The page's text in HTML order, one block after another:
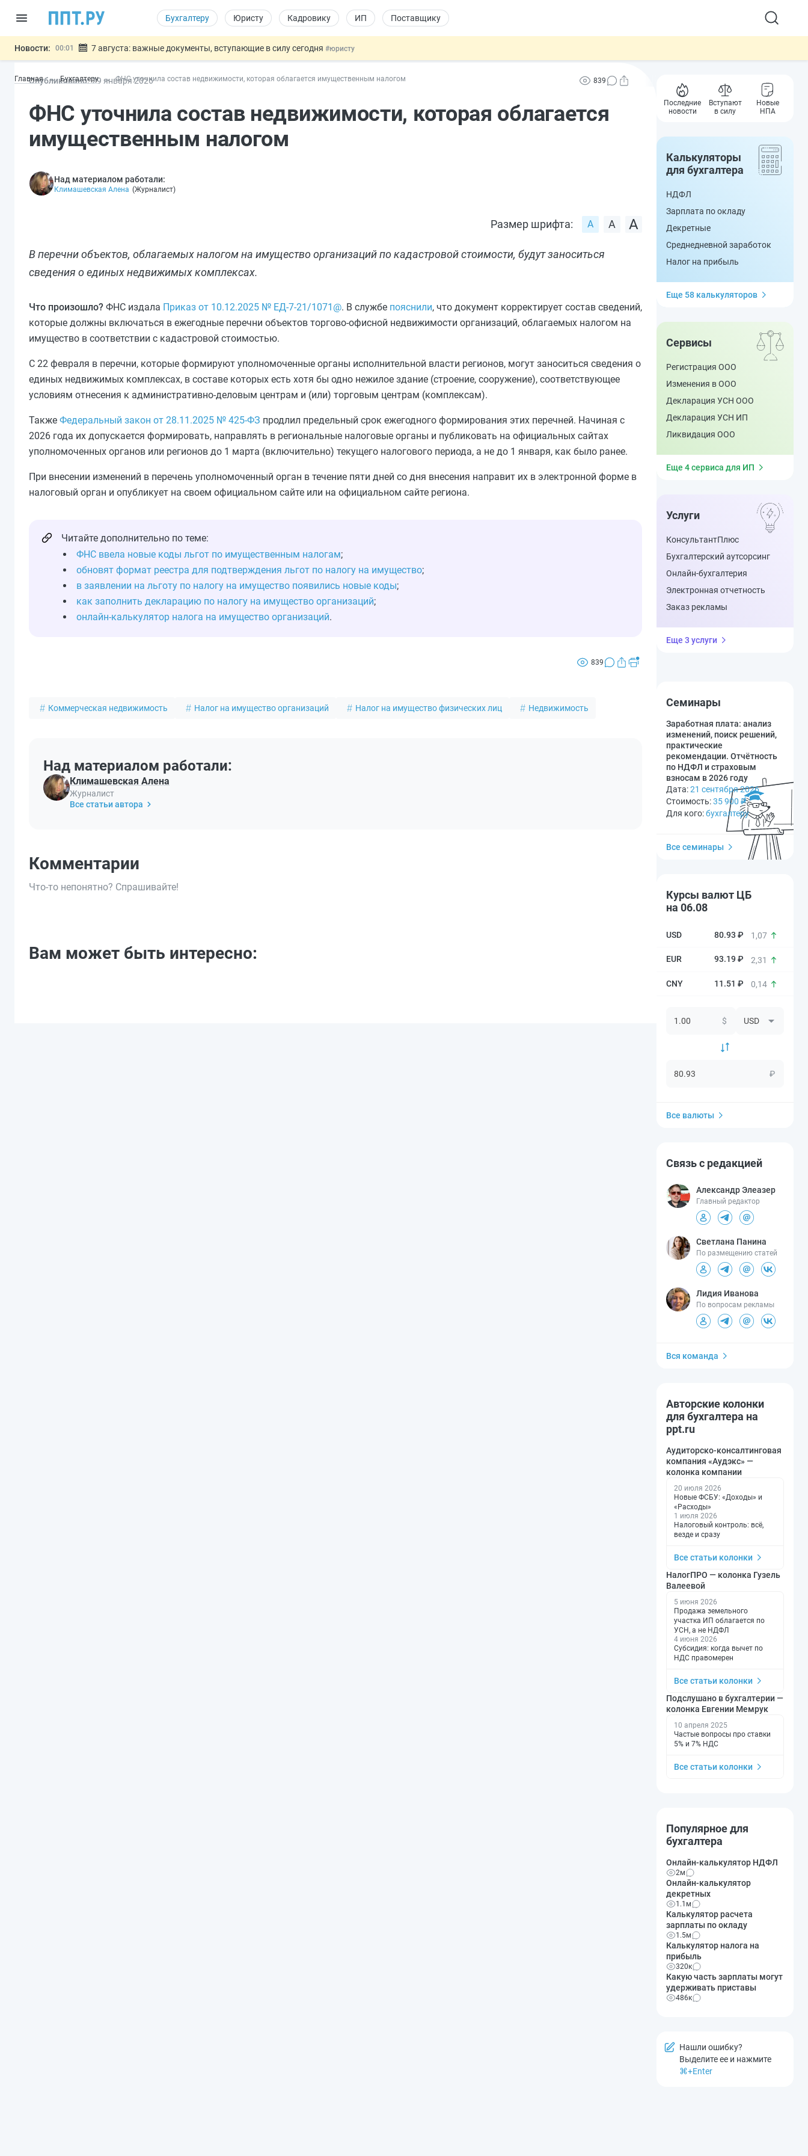
Бухгалтеру Юристу Кадровику ИП Поставщику
Новости: 00:01 7 августа: важные документы, вступающие в силу сегодня #юристу
06.08 Подписан указ об отмене спецрежима для вкладов физлиц из недружественных стран
06.08
Важно Обеспечительный платёж СПОТ могут заменить банковской гарантией #бухгалтеру
Главная Бухгалтеру ФНС уточнила состав недвижимости, которая облагается имущественным налогом
Опубликовано: 29 января2026 839
ФНС уточнила состав недвижимости, которая облагается
имущественным налогом
Над материалом работали:
Климашевская Алена (Журналист)
Размер шрифта:
В перечни объектов, облагаемых налогом на имущество организаций по кадастровой стоимости, будут заноситься
сведения о единых недвижимых комплексах.
Что произошло? ФНС издала Приказ от 10.12.2025 № ЕД-7-21/1071@. В службе пояснили, что документ корректирует состав сведений,
которые должны включаться в ежегодные перечни объектов торгово-офисной недвижимости организаций, облагаемых налогом на
имущество в соответствии с кадастровой стоимостью.
С 22 февраля в перечни, которые формируют уполномоченные органы исполнительной власти регионов, могут заноситься сведения о
единых недвижимых комплексах, в составе которых есть хотя бы одно нежилое здание (строение, сооружение), соответствующее
условиям отнесения к административно-деловым центрам и (или) торговым центрам (комплексам).
Также Федеральный закон от 28.11.2025 № 425-ФЗ продлил предельный срок ежегодного формирования этих перечней. Начиная с
2026 года их допускается формировать, направлять в региональные налоговые органы и публиковать на официальных сайтах
уполномоченных органов или регионов до 1 марта (включительно) текущего налогового периода, а не до 1 января, как было ранее.
При внесении изменений в перечень уполномоченный орган в течение пяти дней со дня внесения направит их в электронной форме в
налоговый орган и опубликует на своем официальном сайте или на официальном сайте региона.
Читайте дополнительно по теме:
ФНС ввела новые коды льгот по имущественным налогам;
обновят формат реестра для подтверждения льгот по налогу на имущество;
в заявлении на льготу по налогу на имущество появились новые коды;
как заполнить декларацию по налогу на имущество организаций;
онлайн-калькулятор налога на имущество организаций.
839
Коммерческая недвижимость Налог на имущество организаций Налог на имущество физических лиц Недвижимость
Над материалом работали:
Климашевская Алена
Журналист
Все статьи автора
Комментарии
Что-то непонятно? Спрашивайте!
Вам может быть интересно:
Последние
новости
Вступают
в силу
Новые
НПА
Калькуляторы
для бухгалтера
НДФЛ
Зарплата по окладу
Декретные
Среднедневной заработок
Налог на прибыль
Еще 58 калькуляторов
Сервисы
Регистрация ООО
Изменения в ООО
Декларация УСН ООО
Декларация УСН ИП
Ликвидация ООО
Еще 4 сервиса для ИП
Услуги
КонсультантПлюс
Бухгалтерский аутсорсинг
Онлайн-бухгалтерия
Электронная отчетность
Заказ рекламы
Еще 3 услуги
Семинары
Заработная плата: анализ
изменений, поиск решений,
практические
рекомендации. Отчётность
по НДФЛ и страховым
взносам в 2026 году
Дата:21 сентября 2026
Стоимость:35 900 ₽
Для кого:бухгалтеру
Все семинары
Курсы валют ЦБ
на 06.08
80.93 ₽ 1,07
93.19 ₽ 2,31
11.51 ₽ 0,14
$
₽
Все валюты
Связь с редакцией
Александр Элеазер
Главный редактор
Светлана Панина
По размещению статей
Лидия Иванова
По вопросам рекламы
Вся команда
Авторские колонки
для бухгалтера на
ppt.ru
Аудиторско-консалтинговая
компания «Аудэкс» —
колонка компании
20 июля 2026
Новые ФСБУ: «Доходы» и
«Расходы»
1 июля 2026
Налоговый контроль: всё,
везде и сразу
Все статьи колонки
НалогПРО — колонка Гузель
Валеевой
5 июня 2026
Продажа земельного
участка ИП облагается по
УСН, а не НДФЛ
4 июня 2026
Субсидия: когда вычет по
НДС правомерен
Все статьи колонки
Подслушано в бухгалтерии —
колонка Евгении Мемрук
10 апреля 2025
Частые вопросы про ставки
5% и 7% НДС
Все статьи колонки
Популярное для
бухгалтера
Онлайн-калькулятор НДФЛ
2м
Онлайн-калькулятор
декретных
1.1м
Калькулятор расчета
зарплаты по окладу
1.5м
Калькулятор налога на
прибыль
320к
Какую часть зарплаты могут
удерживать приставы
486к
Нашли ошибку?
Выделите ее и нажмите
⌘+Enter